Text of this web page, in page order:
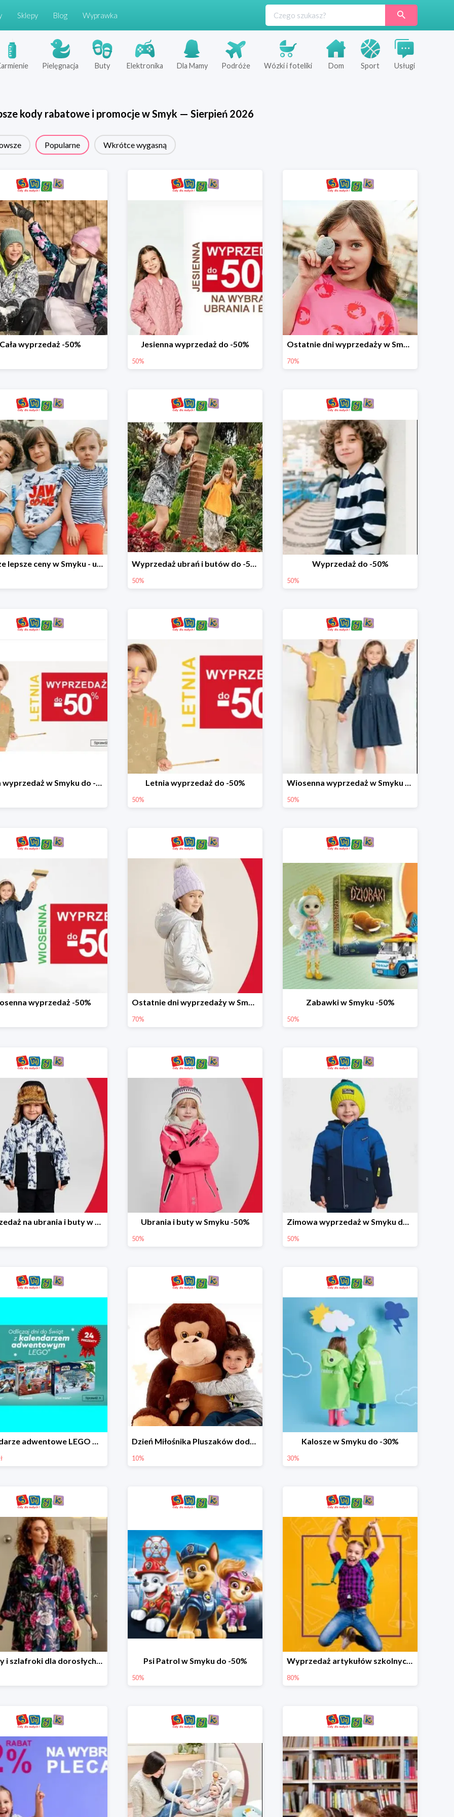
Sklepy Blog Wyprawka
Pielęgnacja Buty Elektronika Dla Mamy Podróże Wózki i foteliki Dom Sport Usługi
kody rabatowe i promocje wSmyk — Sierpień 2026
Popularne Wkrótce wygasną
wyprzedaż -50% Jesienna wyprzedaż do -50%
50%
Ostatnie dni wyprzedaży w Smyku - ubrania i buty do -70%
70%
Jeszcze lepsze ceny w Smyku - ubrania i buty do -70% Wyprzedaż ubrań i butów do -50%
50%
Wyprzedaż do -50%
50%
Letnia wyprzedaż w Smyku do -50% Letnia wyprzedaż do -50%
50%
Wiosenna wyprzedaż w Smyku do -50%
50%
wyprzedaż -50% Ostatnie dni wyprzedaży w Smyku do -70%
70%
Zabawki w Smyku -50%
50%
Wyprzedaż na ubrania i buty w Smyku do -70% Ubrania i buty w Smyku -50%
50%
Zimowa wyprzedaż w Smyku do -50%
50%
Kalendarze adwentowe LEGO w Smyku w super cenie Dzień Miłośnika Pluszaków dodatkowy rabat -10%
10%
Kalosze w Smyku do -30%
30%
Piżamy i szlafroki dla dorosłych w Smyku do -30% Psi Patrol w Smyku do -50%
50%
Wyprzedaż artykułów szkolnych w Smyku do -80%
80%